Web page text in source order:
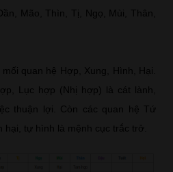
Mão, Thìn, Tị, Ngọ, Mùi, Thân,
quan hệ Hợp, Xung, Hình, Hại.
Lục hợp (Nhị hợp) là cát lành,
thuận lợi. Còn các quan hệ Tứ
hại, tự hình là mệnh cục trắc trở.